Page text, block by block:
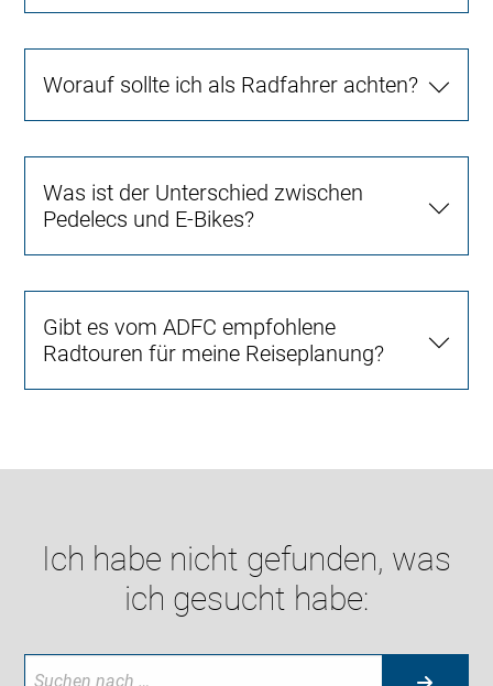
Worauf sollte ich als Radfahrer achten?
Was ist der Unterschied zwischen
Pedelecs und E-Bikes?
Gibt es vom ADFC empfohlene
Radtouren für meine Reiseplanung?
Ich habe nicht gefunden, was
ich gesucht habe: